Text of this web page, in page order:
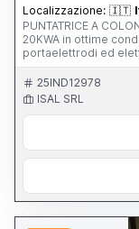
Localizzazione: 🇮🇹
PUNTATRICE A
20KWA in ottime
portaelettrodi ed
elettropneumatico.
25IND12978
ISAL SRL